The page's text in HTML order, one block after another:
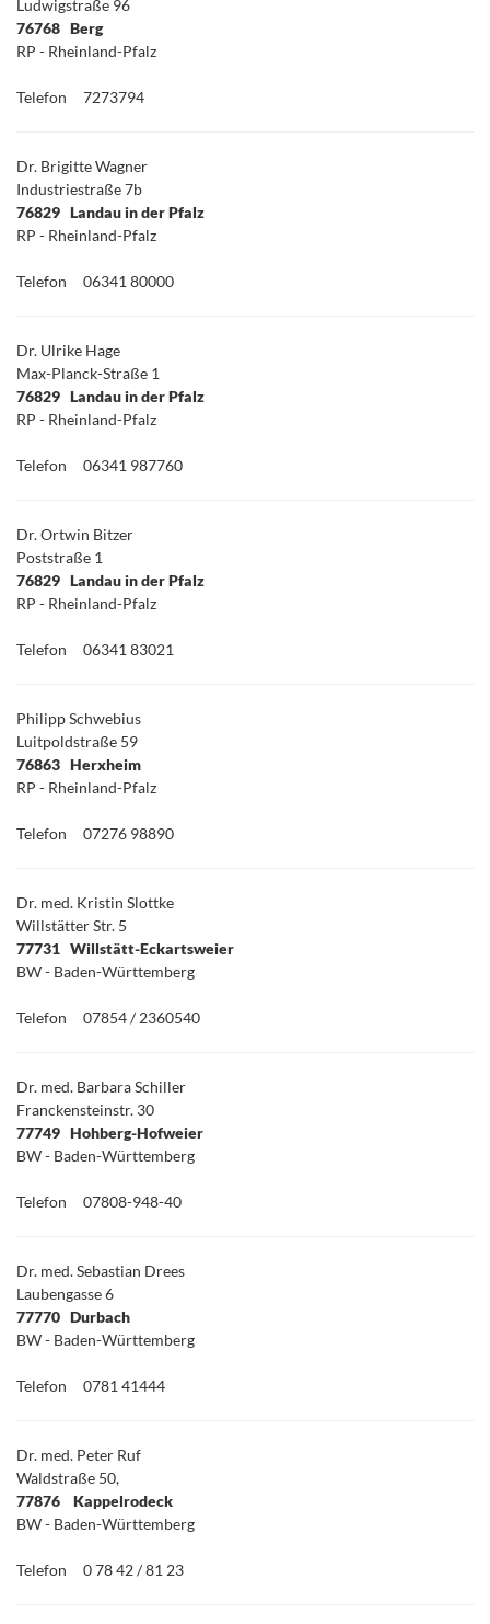
Ludwigstraße 96
76768 Berg
RP - Rheinland-Pfalz
Telefon 7273794
Dr. Brigitte Wagner
Industriestraße 7b
76829 Landau in der Pfalz
RP - Rheinland-Pfalz
Telefon 06341 80000
Dr. Ulrike Hage
Max-Planck-Straße 1
76829 Landau in der Pfalz
RP - Rheinland-Pfalz
Telefon 06341 987760
Dr. Ortwin Bitzer
Poststraße 1
76829 Landau in der Pfalz
RP - Rheinland-Pfalz
Telefon 06341 83021
Philipp Schwebius
Luitpoldstraße 59
76863 Herxheim
RP - Rheinland-Pfalz
Telefon 07276 98890
Dr. med. Kristin Slottke
Willstätter Str. 5
77731 Willstätt-Eckartsweier
BW - Baden-Württemberg
Telefon 07854 / 2360540
Dr. med. Barbara Schiller
Franckensteinstr. 30
77749 Hohberg-Hofweier
BW - Baden-Württemberg
Telefon 07808-948-40
Dr. med. Sebastian Drees
Laubengasse 6
77770 Durbach
BW - Baden-Württemberg
Telefon 0781 41444
Dr. med. Peter Ruf
Waldstraße 50,
77876 Kappelrodeck
BW - Baden-Württemberg
Telefon 0 78 42 / 81 23